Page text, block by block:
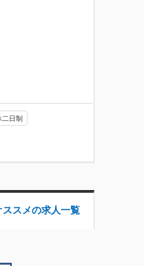
日制
スメの求人一覧